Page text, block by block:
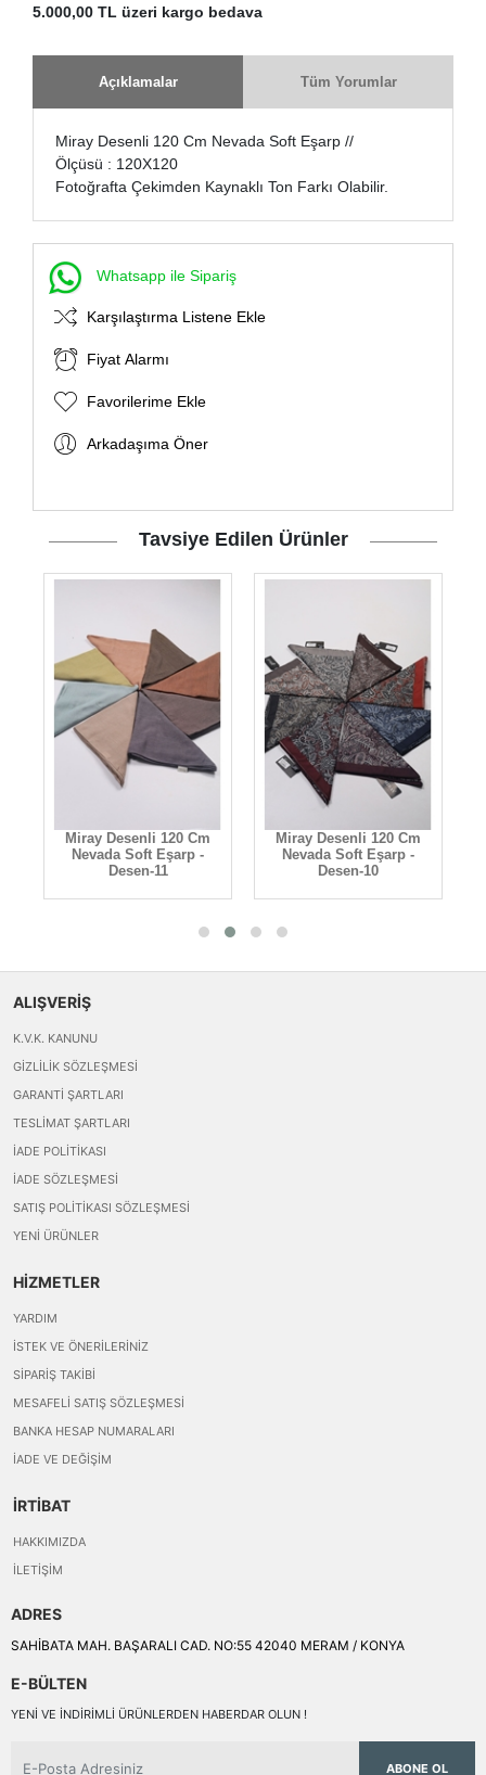
5.000,00 TL üzeri kargo bedava
Açıklamalar Tüm Yorumlar
Miray Desenli 120 Cm Nevada Soft Eşarp //
Ölçüsü : 120X120
Fotoğrafta Çekimden Kaynaklı Ton Farkı Olabilir.
Whatsapp ile Sipariş
Karşılaştırma Listene Ekle
Fiyat Alarmı
Favorilerime Ekle
Arkadaşıma Öner
Tavsiye Edilen Ürünler
Miray Desenli 120 Cm
Nevada Soft Eşarp -
Desen-11
Miray Desenli 120 Cm
Nevada Soft Eşarp -
Desen-10
ALIŞVERİŞ
K.V.K. KANUNU
GIZLILIK SÖZLEŞMESI
GARANTI ŞARTLARI
TESLIMAT ŞARTLARI
İADE POLITIKASI
İADE SÖZLEŞMESI
SATIŞ POLITIKASI SÖZLEŞMESI
YENI ÜRÜNLER
HİZMETLER
YARDIM
İSTEK VE ÖNERILERINIZ
SIPARIŞ TAKIBI
MESAFELI SATIŞ SÖZLEŞMESI
BANKA HESAP NUMARALARI
İADE VE DEĞIŞIM
İRTİBAT
HAKKIMIZDA
İLETIŞIM
ADRES
SAHİBATA MAH. BAŞARALI CAD. NO:55 42040 MERAM / KONYA
E-BÜLTEN
YENI VE INDIRIMLI ÜRÜNLERDEN HABERDAR OLUN !
ABONE OL